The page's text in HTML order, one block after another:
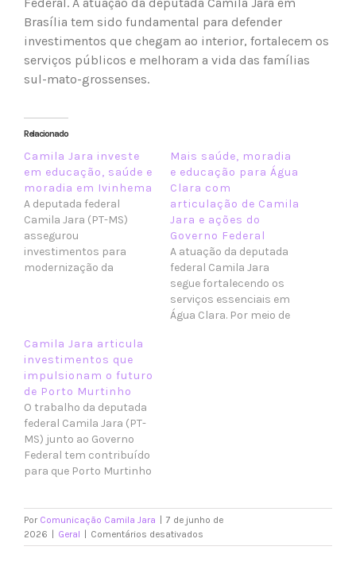
Brasília tem sido fundamental para defender
investimentos que chegam ao interior, fortalecem os
serviços públicos e melhoram a vida das famílias
sul-mato-grossenses.
Relacionado
Camila Jara investe
em educação, saúde e
moradia em Ivinhema
A deputada federal
Camila Jara (PT-MS)
assegurou
investimentos para
modernização da
PAC. Na área
educacional, a
parlamentar destinou
recursos para a
implantação de um
Laboratório de
Tecnologia que atenderá
estudantes das escolas
estaduais…
Mais saúde, moradia
e educação para Água
Clara com
articulação de Camila
Jara e ações do
Governo Federal
A atuação da deputada
federal Camila Jara
segue fortalecendo os
serviços essenciais em
Água Clara. Por meio de
Camila Jara articula
investimentos que
impulsionam o futuro
de Porto Murtinho
O trabalho da deputada
federal Camila Jara (PT-
MS) junto ao Governo
Federal tem contribuído
para que Porto Murtinho
fundamentais para o
desenvolvimento da
cidade. Com obras
Por Comunicação Camila Jara
7 de junho de
2026
Geral Comentários desativados
Camila